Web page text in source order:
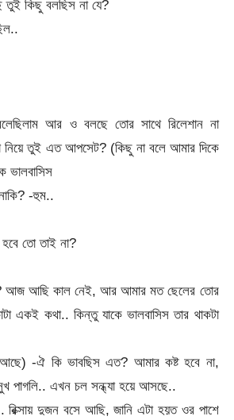
কিছু বলছিস না যে?
আর ও বলছে তোর সাথে রিলেশান না
তুই এত আপসেট? (কিছু না বলে আমার দিকে
ভালবাসিস
-হুম..
হবে তো তাই না?
আজ আছি কাল নেই, আর আমার মত ছেলের তোর
একই কথা.. কিন্তু যাকে ভালবাসিস তার থাকটা
আছে) -ঐ কি ভাবছিস এত? আমার কষ্ট হবে না,
পাগলি.. এখন চল সন্ধ্যা হয়ে আসছে..
রিক্সায় দুজন বসে আছি, জানি এটা হয়ত ওর পাশে